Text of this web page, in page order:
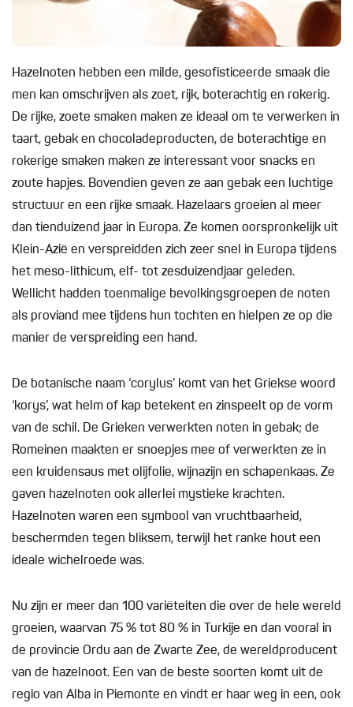
Hazelnoten hebben een milde, gesofisticeerde smaak die
men kan omschrijven als zoet, rijk, boterachtig en rokerig.
De rijke, zoete smaken maken ze ideaal om te verwerken in
taart, gebak en chocoladeproducten, de boterachtige en
rokerige smaken maken ze interessant voor snacks en
zoute hapjes. Bovendien geven ze aan gebak een luchtige
structuur en een rijke smaak. Hazelaars groeien al meer
dan tienduizend jaar in Europa. Ze komen oorspronkelijk uit
Klein-Azië en verspreidden zich zeer snel in Europa tijdens
het meso-lithicum, elf- tot zesduizendjaar geleden.
Wellicht hadden toenmalige bevolkingsgroepen de noten
als proviand mee tijdens hun tochten en hielpen ze op die
manier de verspreiding een hand.
De botanische naam ‘corylus’ komt van het Griekse woord
‘korys’, wat helm of kap betekent en zinspeelt op de vorm
van de schil. De Grieken verwerkten noten in gebak; de
Romeinen maakten er snoepjes mee of verwerkten ze in
een kruidensaus met olijfolie, wijnazijn en schapenkaas. Ze
gaven hazelnoten ook allerlei mystieke krachten.
Hazelnoten waren een symbool van vruchtbaarheid,
beschermden tegen bliksem, terwijl het ranke hout een
ideale wichelroede was.
Nu zijn er meer dan 100 variëteiten die over de hele wereld
groeien, waarvan 75 % tot 80 % in Turkije en dan vooral in
de provincie Ordu aan de Zwarte Zee, de wereldproducent
van de hazelnoot. Een van de beste soorten komt uit de
regio van Alba in Piemonte en vindt er haar weg in een, ook